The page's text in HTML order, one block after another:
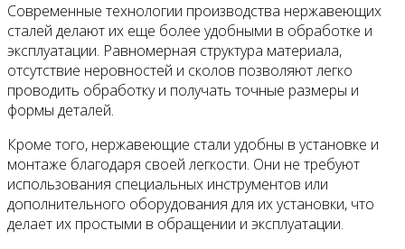
Современные технологии производства нержавеющих
сталей делают их еще более удобными в обработке и
эксплуатации. Равномерная структура материала,
отсутствие неровностей и сколов позволяют легко
проводить обработку и получать точные размеры и
формы деталей.
Кроме того, нержавеющие стали удобны в установке и
монтаже благодаря своей легкости. Они не требуют
использования специальных инструментов или
дополнительного оборудования для их установки, что
делает их простыми в обращении и эксплуатации.